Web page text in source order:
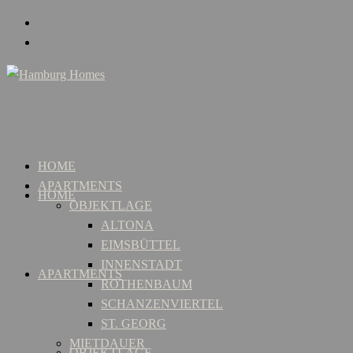
HOME
APARTMENTS
HOME
APARTMENTS
OBJEKTLAGE
ALTONA
EIMSBÜTTEL
INNENSTADT
ROTHENBAUM
SCHANZENVIERTEL
ST. GEORG
MIETDAUER